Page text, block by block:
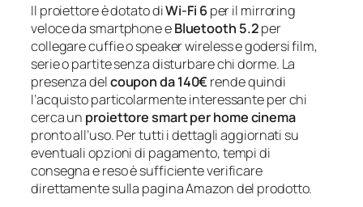
Il proiettore è dotato diWi‑Fi 6per il mirroring
veloce da smartphone eBluetooth 5.2per
collegare cuffie o speaker wireless e godersi film,
serie o partite senza disturbare chi dorme. La
presenza delcoupon da 140€ rende quindi
l’acquisto particolarmente interessante per chi
cerca un proiettore smart per home cinema
pronto all’uso. Per tutti i dettagli aggiornati su
eventuali opzioni di pagamento, tempi di
consegna e reso è sufficiente verificare
direttamente sulla pagina Amazon del prodotto.